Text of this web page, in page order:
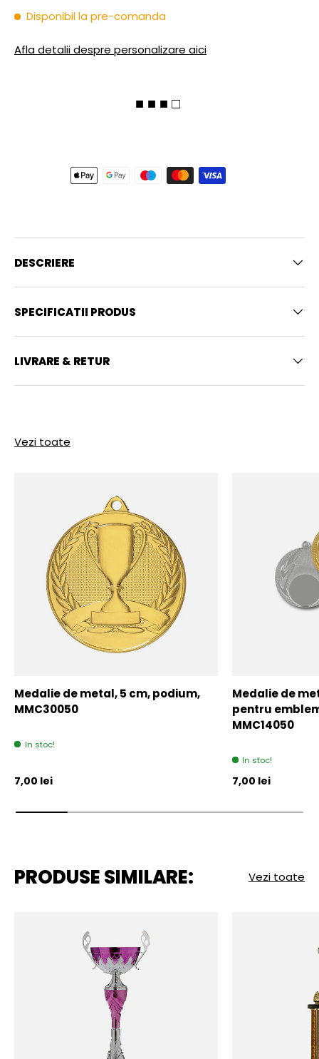
Disponibil la pre-comanda
Afla detalii despre personalizare aici
■ ■ ■ □
DESCRIERE
SPECIFICATII PRODUS
LIVRARE & RETUR
Vezi toate
Medalie de metal, 5 cm, podium,
MMC30050
In stoc!
Pret initial
7,00 lei
Medalie de
pentru
MMC14050
In stoc!
Pret initial
7,00 lei
PRODUSE SIMILARE: Vezi toate